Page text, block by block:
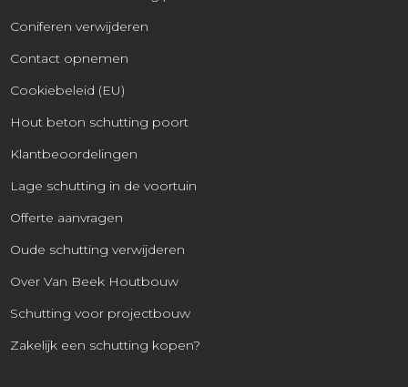
Coniferen verwijderen
Contact opnemen
Cookiebeleid (EU)
Hout beton schutting poort
Klantbeoordelingen
Lage schutting in de voortuin
Offerte aanvragen
Oude schutting verwijderen
Over Van Beek Houtbouw
Schutting voor projectbouw
Zakelijk een schutting kopen?